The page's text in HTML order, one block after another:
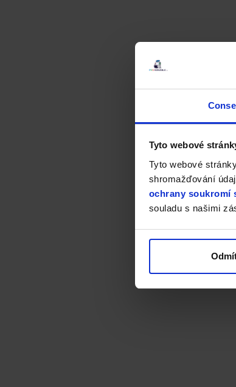
Tyto webové
Tyto webové
shromažďování
ochrany soukromí
souladu s našimi